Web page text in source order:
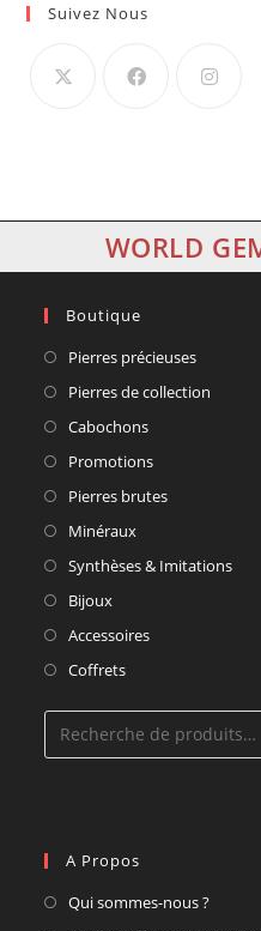
Suivez Nous
WORLD
Boutique
Pierres précieuses
Pierres de collection
Cabochons
Promotions
Pierres brutes
Minéraux
Synthèses & Imitations
Bijoux
Accessoires
Coffrets
A Propos
Qui sommes-nous ?